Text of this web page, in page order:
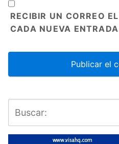
RECIBIR UN CORREO
CADA NUEVA